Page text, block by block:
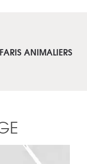
ANIMALIERS